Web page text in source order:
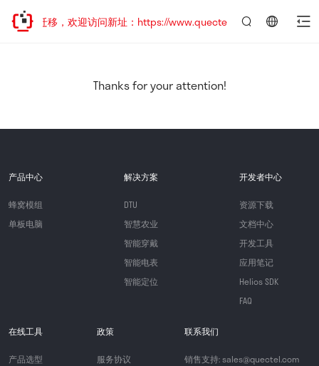
地址已迁移，欢迎访问新址：https://www.quectel.com.cn
Thanks for your attention!
产品中心
蜂窝模组
单板电脑
解决方案
DTU
智慧农业
智能穿戴
智能电表
智能定位
开发者中心
资源下载
文档中心
开发工具
应用笔记
Helios SDK
FAQ
在线工具
产品选型
政策
服务协议
联系我们
销售支持: sales@quectel.com